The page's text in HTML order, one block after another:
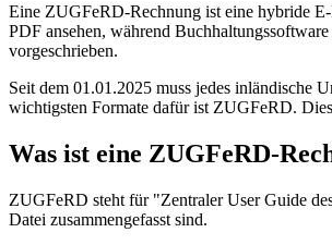
Eine ZUGFeRD-Rechnung ist eine hybride
PDF ansehen, während
vorgeschrieben.
Seit dem 01.01.2025 muss jedes inländische
wichtigsten Formate dafür ist ZUGFeRD.
Was ist eine ZUGFeRD-
ZUGFeRD steht für "Zentraler User Guide
Datei zusammengefasst sind.